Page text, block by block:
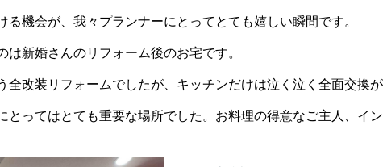
る機会が、我々プランナーにとってとても嬉しい瞬間です。
は新婚さんのリフォーム後のお宅です。
全改装リフォームでしたが、キッチンだけは泣く泣く全面交換が
とってはとても重要な場所でした。お料理の得意なご主人、イ